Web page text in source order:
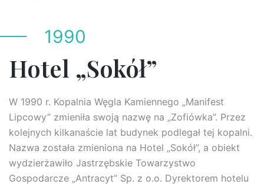
1990
Hotel „Sokół”
W 1990 r. Kopalnia Węgla Kamiennego „Manifest
Lipcowy” zmieniła swoją nazwę na „Zofiówka”. Przez
kolejnych kilkanaście lat budynek podlegał tej kopalni.
Nazwa została zmieniona na Hotel „Sokół”, a obiekt
wydzierżawiło Jastrzębskie Towarzystwo
Gospodarcze „Antracyt” Sp. z o.o. Dyrektorem hotelu